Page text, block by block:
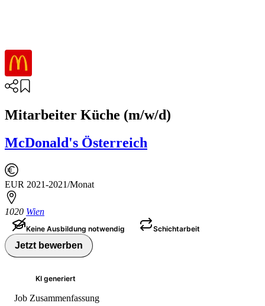
Mitarbeiter Küche (m/w/d)
McDonald's Österreich
EUR 2021-2021/Monat
1020 Wien
Keine Ausbildung notwendig Schichtarbeit
Jetzt bewerben
KI generiert
Job Zusammenfassung